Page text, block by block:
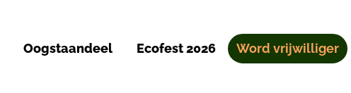
Oogstaandeel Ecofest 2026 Word vrijwilliger